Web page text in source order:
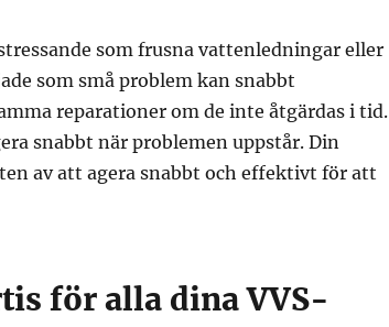
som frusna vattenledningar eller
som små problem kan snabbt
reparationer om de inte åtgärdas i tid.
snabbt när problemen uppstår. Din
av att agera snabbt och effektivt för att
för alla dina VVS-